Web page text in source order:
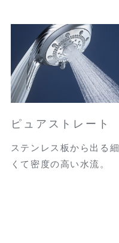
ピュアストレート
ステンレス板から出る細
くて密度の高い水流。